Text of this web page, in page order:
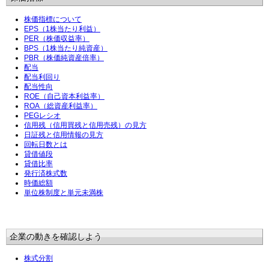
株価指標について
EPS（1株当たり利益）
PER（株価収益率）
BPS（1株当たり純資産）
PBR（株価純資産倍率）
配当
配当利回り
配当性向
ROE（自己資本利益率）
ROA（総資産利益率）
PEGレシオ
信用残（信用買残と信用売残）の見方
日証残と信用情報の見方
回転日数とは
貸借値段
貸借比率
発行済株式数
時価総額
単位株制度と単元未満株
企業の動きを確認しよう
株式分割